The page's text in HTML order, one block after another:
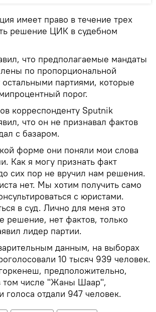
имеет право в течение трех
решение ЦИК в судебном
что предполагаемые мандаты
по пропорциональной
партиями, которые
порог.
корреспонденту Sputnik
что он не признавал фактов
с базаром.
форме они поняли мои слова
Как я могу признать факт
сих пор не вручил нам решения.
нет. Мы хотим получить само
с юристами.
в суд. Лично для меня это
решение, нет фактов, только
лидер партии.
данным, на выборах
10 тысяч 939 человек.
предположительно,
том числе "Жаны Шаар",
голоса отдали 947 человек.